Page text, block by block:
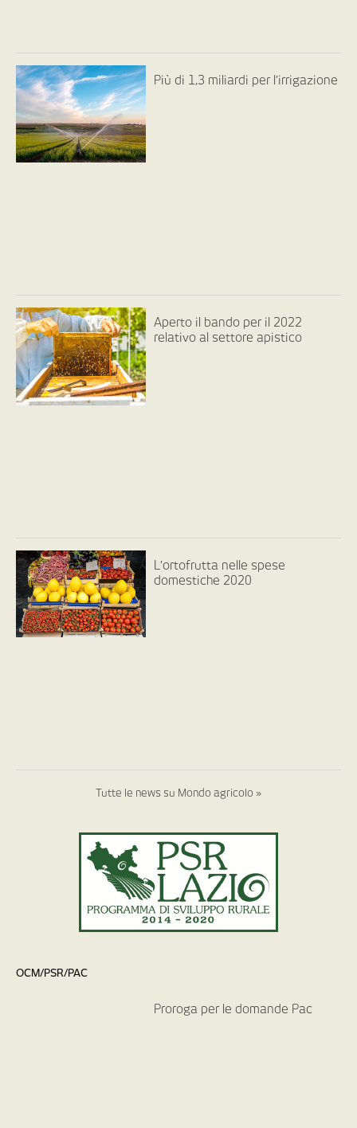
Più di 1,3 miliardi per l’irrigazione
Aperto il bando per il 2022
relativo al settore apistico
L’ortofrutta nelle spese
domestiche 2020
Tutte le news su Mondo agricolo »
OCM/PSR/PAC
Proroga per le domande Pac